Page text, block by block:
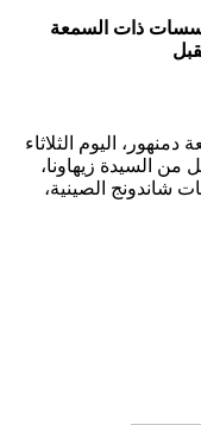
ذات السمعة
اليوم الثلاثاء
كل من السيدة زيهاونا،
شاندونج الصينية،